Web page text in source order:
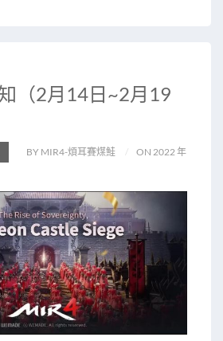
（2月14日~2月19
BY MIR4-煩耳賽煤鮭
ON 2022 年